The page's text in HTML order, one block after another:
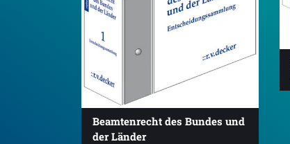
Beamtenrecht des Bundes und
der Länder